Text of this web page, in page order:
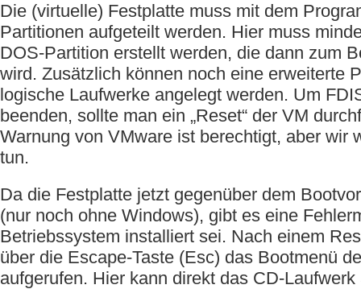
Die (virtuelle) Festplatte muss mit dem
Partitionen aufgeteilt werden. Hier muss
DOS-Partition erstellt werden, die dann zum
wird. Zusätzlich können noch eine erweiterte
logische Laufwerke angelegt werden. Um
beenden, sollte man ein „Reset“ der VM
Warnung von VMware ist berechtigt, aber wir
tun.
Da die Festplatte jetzt gegenüber dem
(nur noch ohne Windows), gibt es eine
Betriebssystem installiert sei. Nach einem
über die Escape-Taste (Esc) das Bootmenü
aufgerufen. Hier kann direkt das CD-